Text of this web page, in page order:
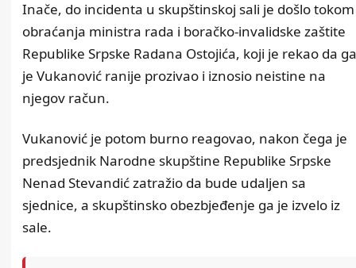
Inače, do incidenta u skupštinskoj sali je došlo tokom
obraćanja ministra rada i boračko-invalidske zaštite
Republike Srpske Radana Ostojića, koji je rekao da ga
je Vukanović ranije prozivao i iznosio neistine na
njegov račun.
Vukanović je potom burno reagovao, nakon čega je
predsjednik Narodne skupštine Republike Srpske
Nenad Stevandić zatražio da bude udaljen sa
sjednice, a skupštinsko obezbjeđenje ga je izvelo iz
sale.